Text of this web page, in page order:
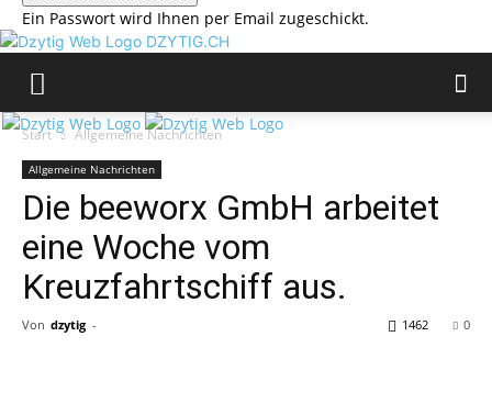
Ein Passwort wird Ihnen per Email zugeschickt.
DZYTIG.CH
Start Allgemeine Nachrichten
Allgemeine Nachrichten
Die beeworx GmbH arbeitet
eine Woche vom
Kreuzfahrtschiff aus.
Von dzytig - 0
1462